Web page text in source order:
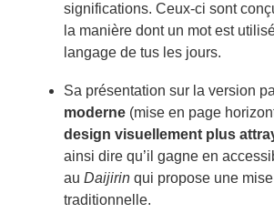
significations. Ceux-ci sont
la manière dont un mot est
langage de tus les jours.
Sa présentation sur la version
moderne (mise en page
design visuellement plus
ainsi dire qu’il gagne en
au Daijirin qui propose une
traditionnelle.